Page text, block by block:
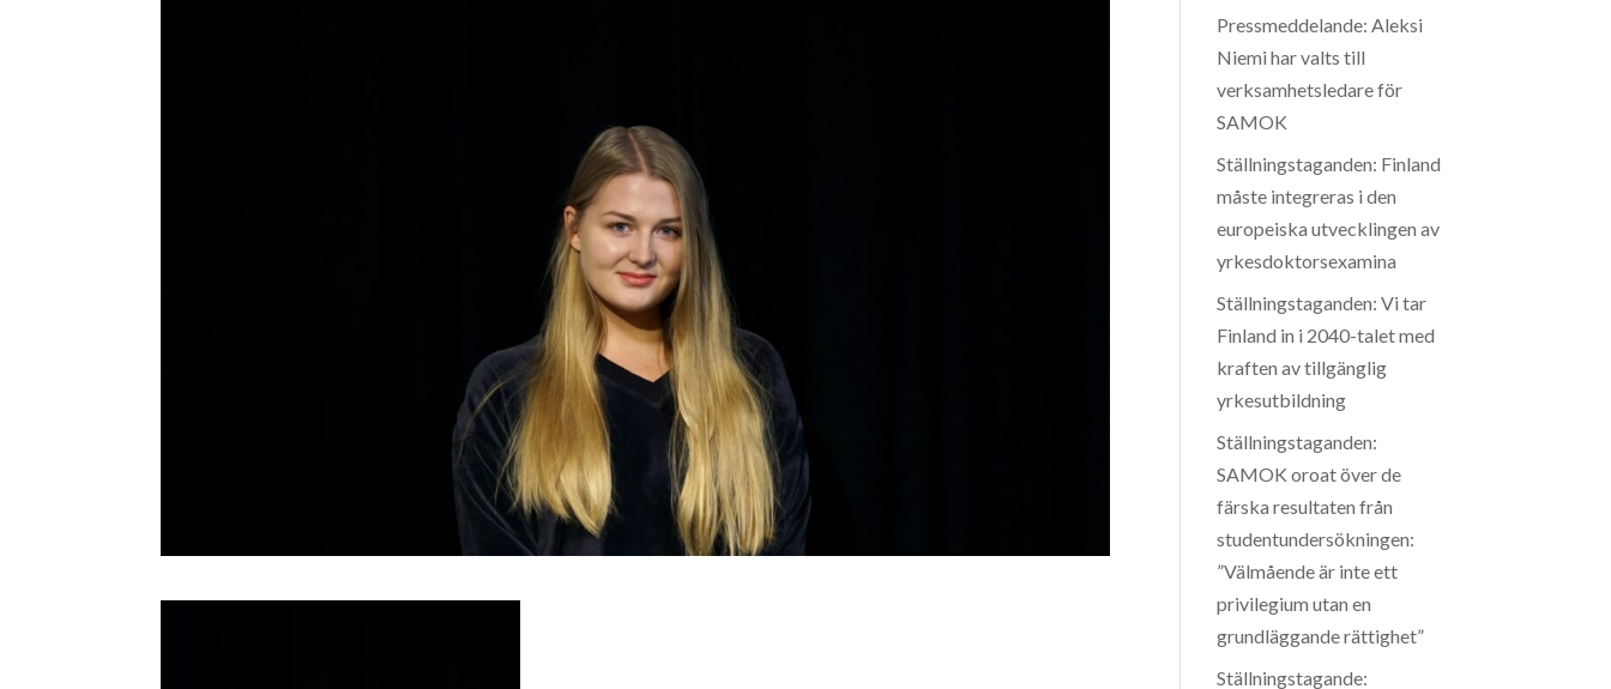
Pressmeddelande: Aleksi
Niemi har valts till
verksamhetsledare för
SAMOK
Ställningstaganden: Finland
måste integreras i den
europeiska utvecklingen av
yrkesdoktorsexamina
Ställningstaganden: Vi tar
Finland in i 2040-talet med
kraften av tillgänglig
yrkesutbildning
Ställningstaganden:
SAMOK oroat över de
färska resultaten från
studentundersökningen:
”Välmående är inte ett
privilegium utan en
grundläggande rättighet”
Ställningstagande: